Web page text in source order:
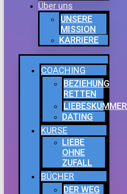
Über uns
UNSERE
MISSION
KARRIERE
COACHING
BEZIEHUNG
RETTEN
LIEBESKUMMER
DATING
KURSE
LIEBE
OHNE
ZUFALL
BÜCHER
DER WEG